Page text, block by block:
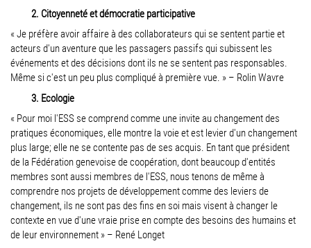
2. Citoyenneté et démocratie participative
« Je préfère avoir affaire à des collaborateurs qui se sentent partie et
acteurs d'un aventure que les passagers passifs qui subissent les
événements et des décisions dont ils ne se sentent pas responsables.
Même si c'est un peu plus compliqué à première vue. » – Rolin Wavre
3. Ecologie
« Pour moi l'ESS se comprend comme une invite au changement des
pratiques économiques, elle montre la voie et est levier d'un changement
plus large; elle ne se contente pas de ses acquis. En tant que président
de la Fédération genevoise de coopération, dont beaucoup d'entités
membres sont aussi membres de l'ESS, nous tenons de même à
comprendre nos projets de développement comme des leviers de
changement, ils ne sont pas des fins en soi mais visent à changer le
contexte en vue d'une vraie prise en compte des besoins des humains et
de leur environnement » – René Longet